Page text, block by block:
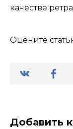
качестве
Оцените
Добавить